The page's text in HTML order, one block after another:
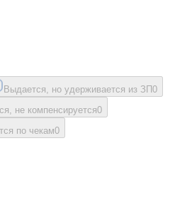
Выдается, но удерживается из ЗП0
не компенсируется0
по чекам0